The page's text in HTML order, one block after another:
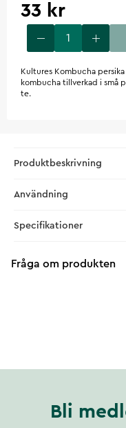
33 kr
Kultures Kombucha
kombucha tillverkad i små
te.
Produktbeskrivning
Användning
Specifikationer
Fråga om produkten
Bli